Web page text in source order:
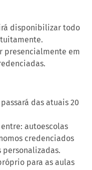
disponibilizar todo
presencialmente em
das atuais 20
autoescolas
credenciados
personalizadas.
para as aulas